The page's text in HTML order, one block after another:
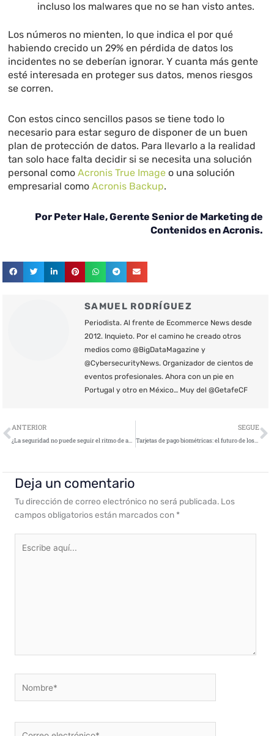
incluso los malwares que no se han visto antes.
Los números no mienten, lo que indica el por qué
habiendo crecido un 29% en pérdida de datos los
incidentes no se deberían ignorar. Y cuanta más gente
esté interesada en proteger sus datos, menos riesgos
se corren.
Con estos cinco sencillos pasos se tiene todo lo
necesario para estar seguro de disponer de un buen
plan de protección de datos. Para llevarlo a la realidad
tan solo hace falta decidir si se necesita una solución
personal comoAcronis True Image o una solución
empresarial comoAcronis Backup.
Por Peter Hale, Gerente Senior de Marketing de
Contenidos en Acronis.
SAMUEL RODRÍGUEZ
Periodista. Al frente de Ecommerce News desde
2012. Inquieto. Por el camino he creado otros
medios como @BigDataMagazine y
@CybersecurityNews. Organizador de cientos de
eventos profesionales. Ahora con un pie en
Portugal y otro en México… Muy del @GetafeCF
Ant
ANTERIOR
¿La seguridad no puede seguir el ritmo de adopción de la nube?
SEGUE
Tarjetas de pago biométricas: el futuro de los bancos seguros
Deja un comentario
Tu dirección de correo electrónico no será publicada. Los
campos obligatorios están marcados con *
aquí...